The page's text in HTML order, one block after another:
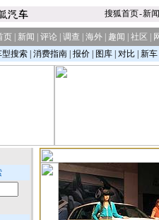
搜狐首页-新闻
页 新闻 评论 调查 海外 趣闻 社区
型搜索| 消费指南| 报价| 图库| 对比| 新车